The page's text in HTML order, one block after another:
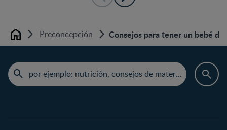
Home Preconcepción Consejos para tener un bebé